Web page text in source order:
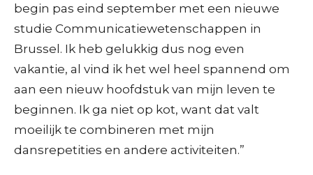
begin pas eind september met een nieuwe
studie Communicatiewetenschappen in
Brussel. Ik heb gelukkig dus nog even
vakantie, al vind ik het wel heel spannend om
aan een nieuw hoofdstuk van mijn leven te
beginnen. Ik ga niet op kot, want dat valt
moeilijk te combineren met mijn
dansrepetities en andere activiteiten.”